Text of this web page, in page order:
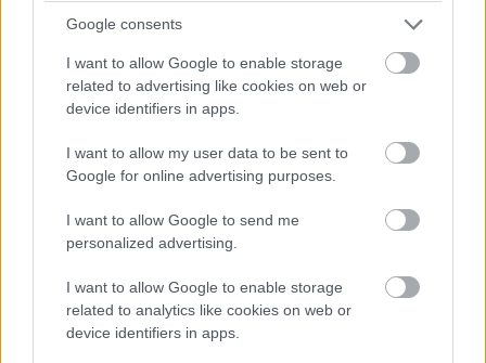
Google consents
I want to allow Google to enable storage
related to advertising like cookies on web or
device identifiers in apps.
I want to allow my user data to be sent to
Google for online advertising purposes.
I want to allow Google to send me
personalized advertising.
I want to allow Google to enable storage
related to analytics like cookies on web or
device identifiers in apps.
Albon jól kezd, az első szektorban 14 ezredet kap
Verstappentől, a második viszont nem az igazi.
Bejött a közepes Hamiltonnak: csak egy bő tizedet kap
Pereztől, Norris viszont be sem fejezte a körét a sárga
oldalfalú Pirelliken.
Nézzük, hogy kezdenek a Red Bullok: Perez 1:18,553-mal nyit,
Verstappen pedig egy laza fél másodpercet ad neki, 1:18,099